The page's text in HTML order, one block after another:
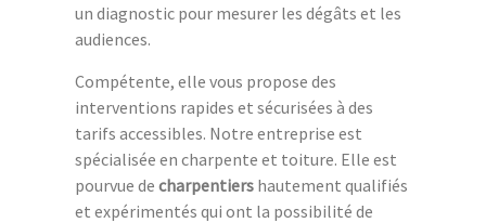
un diagnostic pour mesurer les dégâts et les
audiences.
Compétente, elle vous propose des
interventions rapides et sécurisées à des
tarifs accessibles. Notre entreprise est
spécialisée en charpente et toiture. Elle est
pourvue de charpentiers hautement qualifiés
et expérimentés qui ont la possibilité de